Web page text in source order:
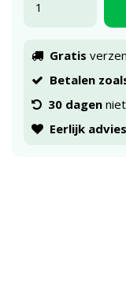
Gratis
Betalen
30 dagenniet
Eerlijk advies